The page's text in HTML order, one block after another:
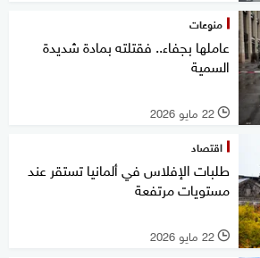
منوعات
عاملها بجفاء.. فقتلته بمادة شديدة
السمية
l 22 مايو 2026
اقتصاد
طلبات الإفلاس في ألمانيا تستقر عند
مستويات مرتفعة
l 22 مايو 2026